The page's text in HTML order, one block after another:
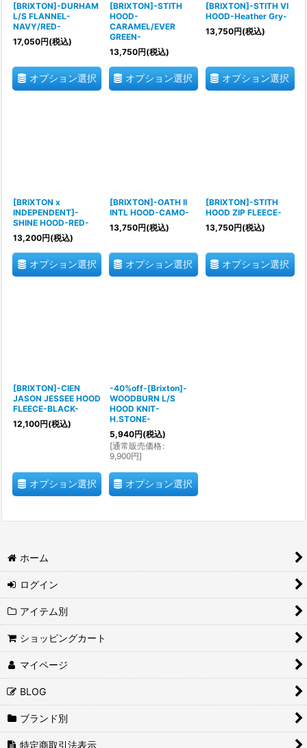
[BRIXTON]-DURHAM
L/S FLANNEL-
NAVY/RED-
17,050円(税込)
オプション選択
[BRIXTON]-STITH
HOOD-
CARAMEL/EVER
GREEN-
13,750円(税込)
オプション選択
[BRIXTON]-STITH VI
HOOD-Heather Gry-
13,750円(税込)
オプション選択
[BRIXTON x
INDEPENDENT]-
SHINE HOOD-RED-
13,200円(税込)
オプション選択
[BRIXTON]-OATH II
INTL HOOD-CAMO-
13,750円(税込)
オプション選択
[BRIXTON]-STITH
HOOD ZIP FLEECE-
13,750円(税込)
オプション選択
[BRIXTON]-CIEN
JASON JESSEE HOOD
FLEECE-BLACK-
12,100円(税込)
オプション選択
-40%off-[Brixton]-
WOODBURN L/S
HOOD KNIT-
H.STONE-
5,940円(税込)
[通常販売価格:
9,900円]
オプション選択
ホーム
ログイン
アイテム別
ショッピングカート
マイページ
BLOG
ブランド別
特定商取引法表示